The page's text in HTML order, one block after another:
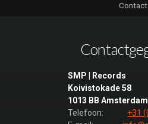
Contact
SMP | Records
Koivistokade 58
1013 BB Amsterdam
Telefoon:
+31